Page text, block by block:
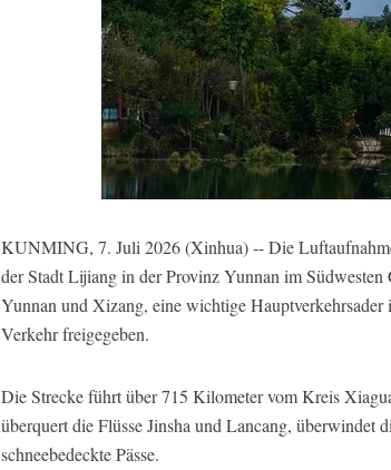
KUNMING, 7. Juli 2026 (Xinhua) -- Die
der Stadt Lijiang in der Provinz Yunnan im
Yunnan und Xizang, eine wichtige
Verkehr freigegeben.
Die Strecke führt über 715 Kilometer vom Kreis
überquert die Flüsse Jinsha und Lancang,
schneebedeckte Pässe.